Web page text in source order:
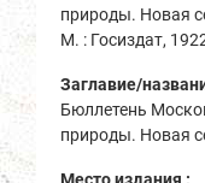
природы. Новая
М. : Госиздат,
Заглавие/
Бюллетень
природы. Новая